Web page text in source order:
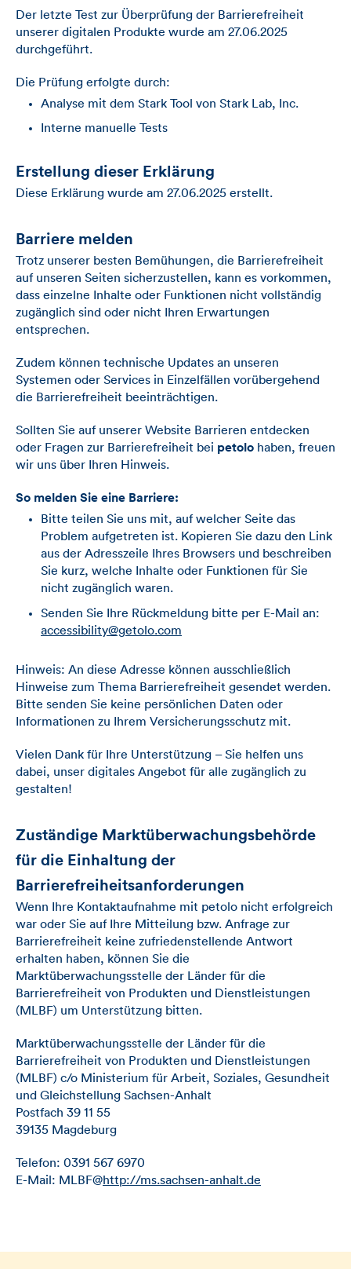
Der letzte Test zur Überprüfung der Barrierefreiheit
unserer digitalen Produkte wurde am 27.06.2025
durchgeführt.
Die Prüfung erfolgte durch:
Analyse mit dem Stark Tool von Stark Lab, Inc.
Interne manuelle Tests
Erstellung dieser Erklärung
Diese Erklärung wurde am 27.06.2025 erstellt.
Barriere melden
Trotz unserer besten Bemühungen, die Barrierefreiheit
auf unseren Seiten sicherzustellen, kann es vorkommen,
dass einzelne Inhalte oder Funktionen nicht vollständig
zugänglich sind oder nicht Ihren Erwartungen
entsprechen.
Zudem können technische Updates an unseren
Systemen oder Services in Einzelfällen vorübergehend
die Barrierefreiheit beeinträchtigen.
Sollten Sie auf unserer Website Barrieren entdecken
oder Fragen zur Barrierefreiheit bei petolo haben, freuen
wir uns über Ihren Hinweis.
So melden Sie eine Barriere:
Bitte teilen Sie uns mit, auf welcher Seite das
Problem aufgetreten ist. Kopieren Sie dazu den Link
aus der Adresszeile Ihres Browsers und beschreiben
Sie kurz, welche Inhalte oder Funktionen für Sie
nicht zugänglich waren.
Senden Sie Ihre Rückmeldung bitte per E-Mail an:
accessibility@getolo.com
Hinweis: An diese Adresse können ausschließlich
Hinweise zum Thema Barrierefreiheit gesendet werden.
Bitte senden Sie keine persönlichen Daten oder
Informationen zu Ihrem Versicherungsschutz mit.
Vielen Dank für Ihre Unterstützung – Sie helfen uns
dabei, unser digitales Angebot für alle zugänglich zu
gestalten!
Zuständige Marktüberwachungsbehörde
für die Einhaltung der
Barrierefreiheitsanforderungen
Wenn Ihre Kontaktaufnahme mit petolo nicht erfolgreich
war oder Sie auf Ihre Mitteilung bzw. Anfrage zur
Barrierefreiheit keine zufriedenstellende Antwort
erhalten haben, können Sie die
Marktüberwachungsstelle der Länder für die
Barrierefreiheit von Produkten und Dienstleistungen
(MLBF) um Unterstützung bitten.
Marktüberwachungsstelle der Länder für die
Barrierefreiheit von Produkten und Dienstleistungen
(MLBF) c/o Ministerium für Arbeit, Soziales, Gesundheit
und Gleichstellung Sachsen-Anhalt
Postfach 39 11 55
39135 Magdeburg
Telefon: 0391 567 6970
E-Mail: MLBF@http://ms.sachsen-anhalt.de